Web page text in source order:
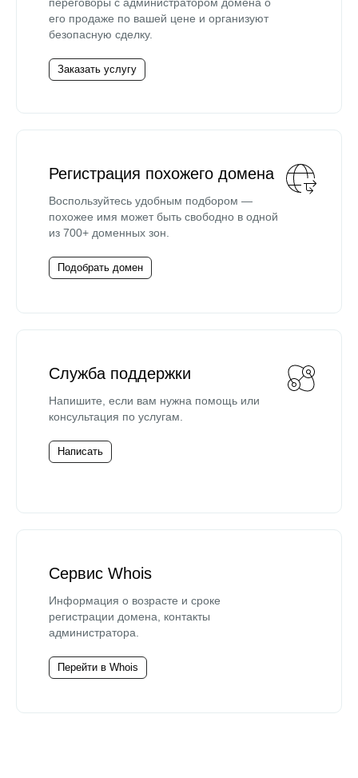
его продаже по вашей цене и организуют
безопасную сделку.
Заказать услугу
Регистрация похожего домена
Воспользуйтесь удобным подбором —
похожее имя может быть свободно в одной
из 700+ доменных зон.
Подобрать домен
Служба поддержки
Напишите, если вам нужна помощь или
консультация по услугам.
Написать
Сервис Whois
Информация о возрасте и сроке
регистрации домена, контакты
администратора.
Перейти в Whois